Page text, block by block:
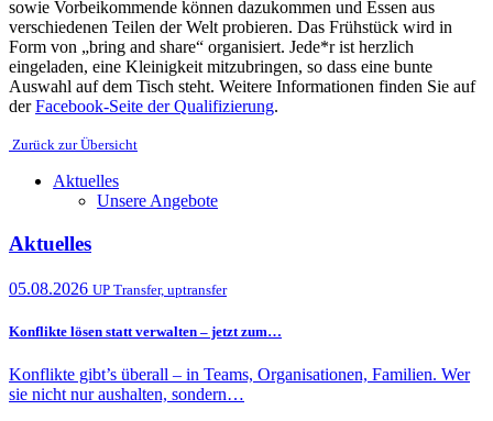
sowie Vorbeikommende können dazukommen und Essen aus
verschiedenen Teilen der Welt probieren. Das Frühstück wird in
Form von „bring and share“ organisiert. Jede*r ist herzlich
eingeladen, eine Kleinigkeit mitzubringen, so dass eine bunte
Auswahl auf dem Tisch steht. Weitere Informationen finden Sie auf
derFacebook-Seite der Qualifizierung.
Zurück zur Übersicht
Aktuelles
Unsere Angebote
Aktuelles
05.08.2026 UP Transfer, uptransfer
Konflikte lösen statt verwalten – jetzt zum…
Konflikte gibt’s überall – in Teams, Organisationen, Familien. Wer
sie nicht nur aushalten, sondern…